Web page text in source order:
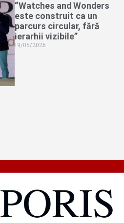
“Watches and Wonders
este construit ca un
parcurs circular, fără
ierarhii vizibile”
19/05/2026